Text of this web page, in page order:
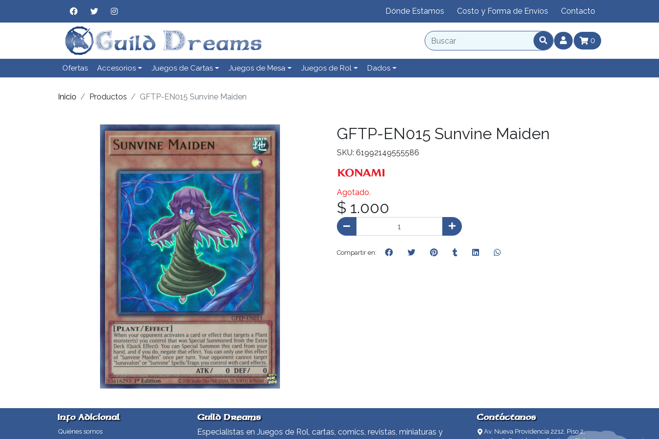
Dónde Estamos Costo y Forma de Envíos Contacto
0
Ofertas Accesorios Juegos de Cartas Juegos de Mesa Juegos de Rol Dados
Inicio Productos GFTP-EN015 Sunvine Maiden
GFTP-EN015 Sunvine Maiden
SKU: 61992149555586
Agotado.
$ 1.000
Compartir en:
Info Adicional
Quiénes somos
Guild Dreams
Especialistas en Juegos de Rol, cartas, comics, revistas, miniaturas y
Contáctanos
Av. Nueva Providencia 2212, Piso 2,